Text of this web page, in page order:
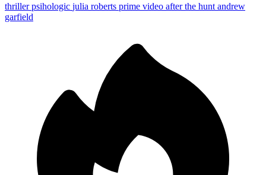
thriller psihologic julia roberts prime video after the hunt andrew
garfield